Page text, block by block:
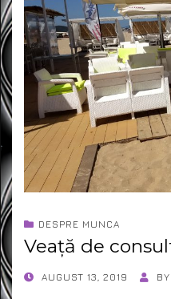
DESPRE MUNCA
Veață de
POSTEDAUGUST 13, 2019 BY